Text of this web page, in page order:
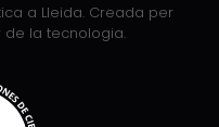
a Lleida. Creada per
la tecnologia.